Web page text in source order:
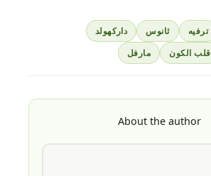
ترفيه ثانوس
داركهولد
قلب الكون مارفل
About the author